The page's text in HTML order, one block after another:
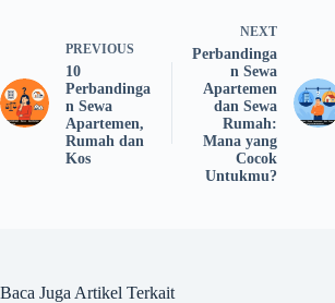
PREVIOUS
10
Perbandinga
n Sewa
Apartemen,
Rumah dan
Kos
NEXT
Perbandinga
n Sewa
Apartemen
dan Sewa
Rumah:
Mana yang
Cocok
Untukmu?
Baca Juga Artikel Terkait